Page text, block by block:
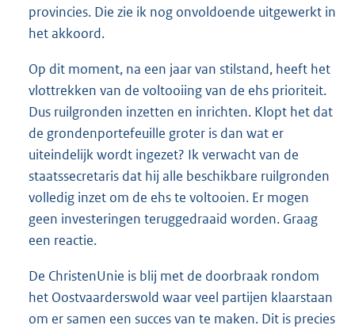
provincies. Die zie ik nog onvoldoende uitgewerkt in
het akkoord.
Op dit moment, na een jaar van stilstand, heeft het
vlottrekken van de voltooiing van de ehs prioriteit.
Dus ruilgronden inzetten en inrichten. Klopt het dat
de grondenportefeuille groter is dan wat er
uiteindelijk wordt ingezet? Ik verwacht van de
staatssecretaris dat hij alle beschikbare ruilgronden
volledig inzet om de ehs te voltooien. Er mogen
geen investeringen teruggedraaid worden. Graag
een reactie.
De ChristenUnie is blij met de doorbraak rondom
het Oostvaarderswold waar veel partijen klaarstaan
om er samen een succes van te maken. Dit is precies